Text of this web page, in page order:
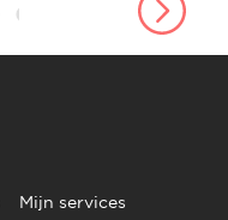
Mijn services